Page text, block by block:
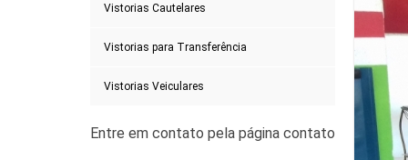
Vistorias Cautelares
Vistorias para Transferência
Vistorias Veiculares